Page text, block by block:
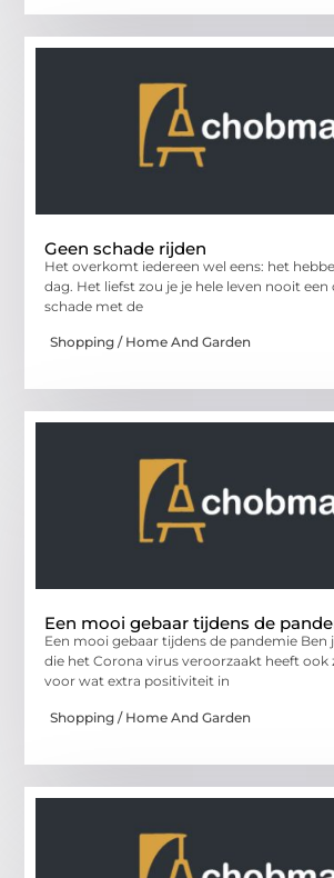
Geen schade rijden
Het overkomt iedereen wel eens: het
dag. Het liefst zou je je hele leven nooit
schade met de
Shopping / Home And Garden
Een mooi gebaar tijdens de
Een mooi gebaar tijdens de pandemie Ben
die het Corona virus veroorzaakt heeft ook
voor wat extra positiviteit in
Shopping / Home And Garden